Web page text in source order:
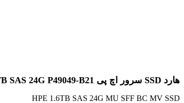
هارد SSD سرور اچ پی 1.6TB SAS 24G P49049-B21(پک اصلی)
HPE 1.6TB SAS 24G MU SFF BC MV SSD